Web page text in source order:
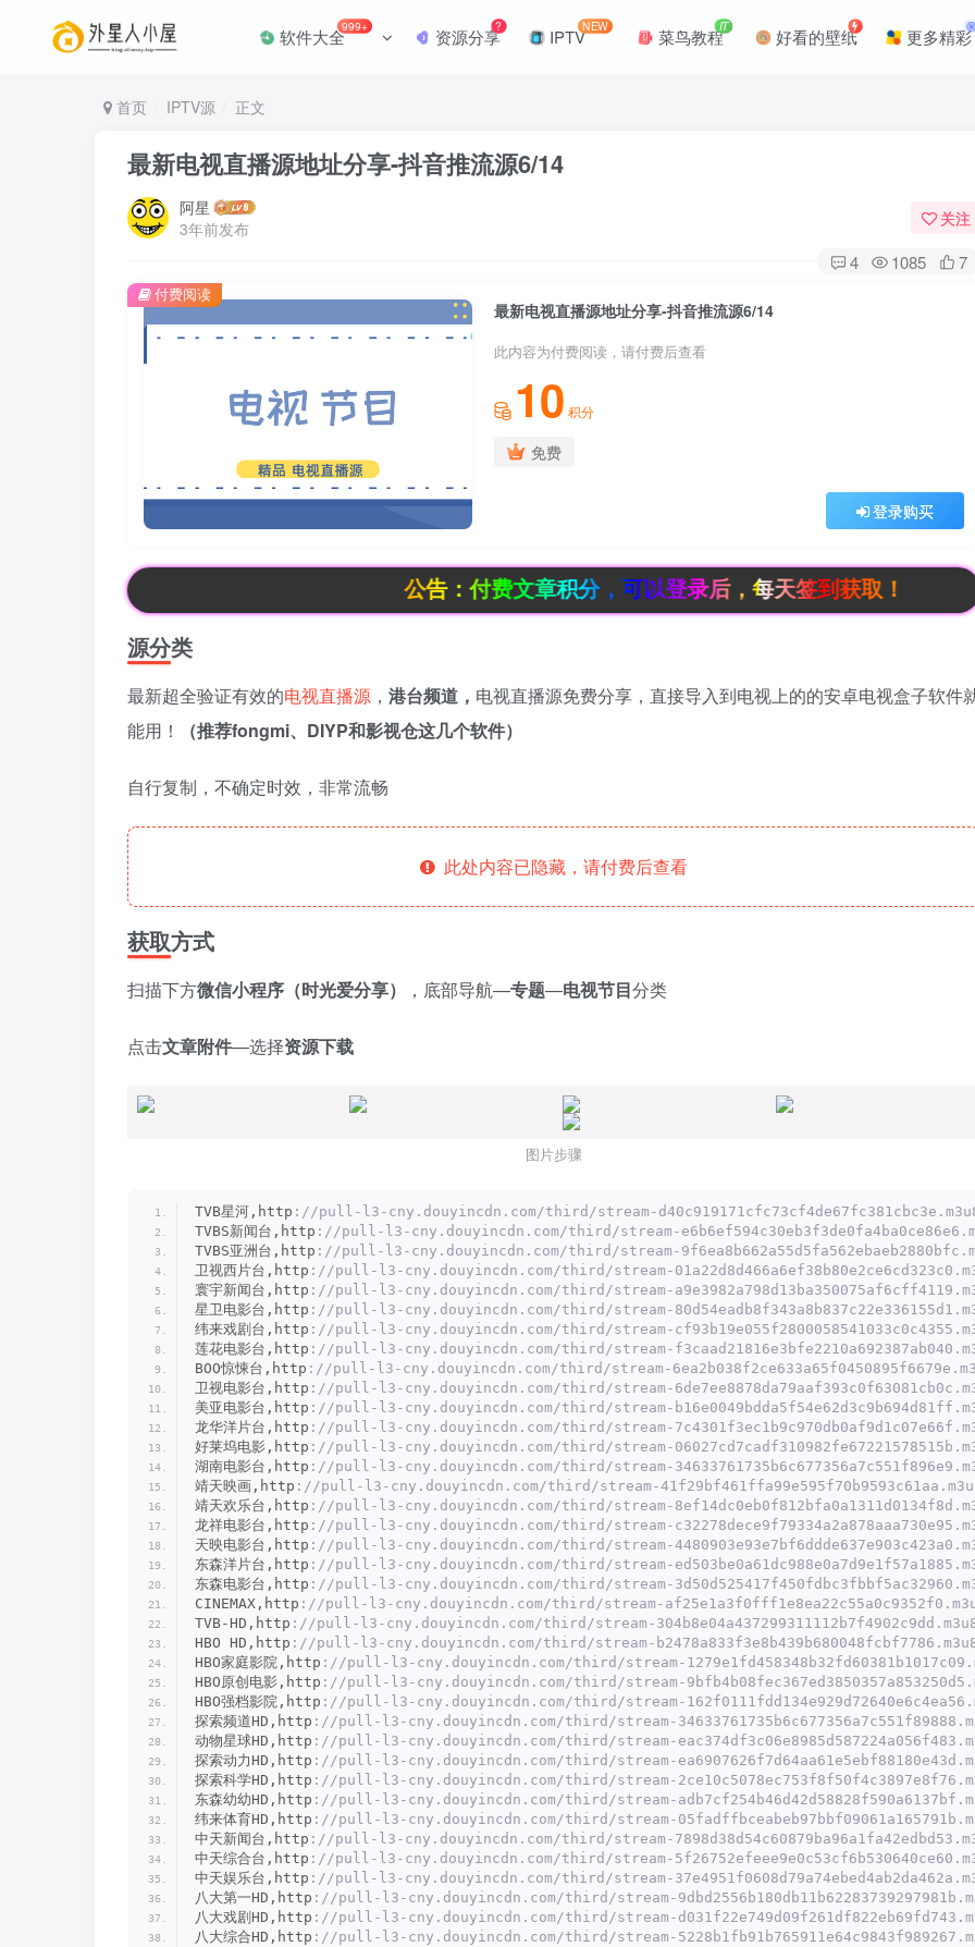
软件大全999+ 资源分享
? IPTVNEW 菜鸟教程IT 好看的壁纸 更多精彩
首页 IPTV源 正文
最新电视直播源地址分享-抖音推流源6/14
阿星
3年前发布
关注
4 1085 7
最新电视直播源地址分享-抖音推流源6/14
此内容为付费阅读，请付费后查看
10 积分
免费
登录购买
付费阅读
公告：付费文章积分，可以登录后，每天签到获取！
源分类
最新超全验证有效的电视直播源 ， 港台频道， 电视直播源免费分享，直接导入到电视上的的安卓电视盒子软件
能用！
（推荐fongmi、DIYP和影视仓这几个软件）
自行复制，不确定时效，非常流畅
此处内容已隐藏，请付费后查看
获取方式
扫描下方微信小程序（时光爱分享） ，底部导航—专题—电视节目分类
点击文章附件—选择资源下载
图片步骤
TVB星河,http ://pull-l3-cny.douyincdn.com/third/stream-
TVBS新闻台,http ://pull-l3-cny.douyincdn.com/third/stream-
TVBS亚洲台,http ://pull-l3-cny.douyincdn.com/third/stream-
卫视西片台,http ://pull-l3-cny.douyincdn.com/third/stream-
寰宇新闻台,http ://pull-l3-cny.douyincdn.com/third/stream-
星卫电影台,http ://pull-l3-cny.douyincdn.com/third/stream-
纬来戏剧台,http ://pull-l3-cny.douyincdn.com/third/stream-
莲花电影台,http ://pull-l3-cny.douyincdn.com/third/stream-
BOO惊悚台,http ://pull-l3-cny.douyincdn.com/third/stream-
卫视电影台,http ://pull-l3-cny.douyincdn.com/third/stream-
美亚电影台,http ://pull-l3-cny.douyincdn.com/third/stream-
龙华洋片台,http ://pull-l3-cny.douyincdn.com/third/stream-
好莱坞电影,http ://pull-l3-cny.douyincdn.com/third/stream-
湖南电影台,http ://pull-l3-cny.douyincdn.com/third/stream-
靖天映画,http ://pull-l3-cny.douyincdn.com/third/stream-
靖天欢乐台,http ://pull-l3-cny.douyincdn.com/third/stream-
龙祥电影台,http ://pull-l3-cny.douyincdn.com/third/stream-
天映电影台,http ://pull-l3-cny.douyincdn.com/third/stream-
东森洋片台,http ://pull-l3-cny.douyincdn.com/third/stream-
东森电影台,http ://pull-l3-cny.douyincdn.com/third/stream-
CINEMAX,http ://pull-l3-cny.douyincdn.com/third/stream-
TVB-HD,http ://pull-l3-cny.douyincdn.com/third/stream-
HBO HD,http ://pull-l3-cny.douyincdn.com/third/stream-
HBO家庭影院,http ://pull-l3-cny.douyincdn.com/third/stream-
HBO原创电影,http ://pull-l3-cny.douyincdn.com/third/stream-
HBO强档影院,http ://pull-l3-cny.douyincdn.com/third/stream-
探索频道HD,http ://pull-l3-cny.douyincdn.com/third/stream-
动物星球HD,http ://pull-l3-cny.douyincdn.com/third/stream-
探索动力HD,http ://pull-l3-cny.douyincdn.com/third/stream-
探索科学HD,http ://pull-l3-cny.douyincdn.com/third/stream-
东森幼幼HD,http ://pull-l3-cny.douyincdn.com/third/stream-
纬来体育HD,http ://pull-l3-cny.douyincdn.com/third/stream-
中天新闻台,http ://pull-l3-cny.douyincdn.com/third/stream-
中天综合台,http ://pull-l3-cny.douyincdn.com/third/stream-
中天娱乐台,http ://pull-l3-cny.douyincdn.com/third/stream-
八大第一HD,http ://pull-l3-cny.douyincdn.com/third/stream-
八大戏剧HD,http ://pull-l3-cny.douyincdn.com/third/stream-
八大综合HD,http ://pull-l3-cny.douyincdn.com/third/stream-